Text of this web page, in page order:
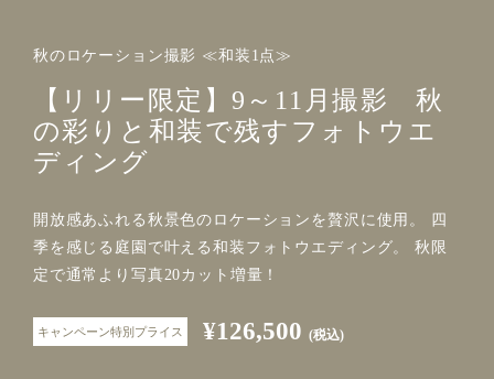
秋のロケーション撮影 ≪和装1点≫
【リリー限定】9～11月撮影 秋
の彩りと和装で残すフォトウエ
ディング
開放感あふれる秋景色のロケーションを贅沢に使用。 四
季を感じる庭園で叶える和装フォトウエディング。 秋限
定で通常より写真20カット増量！
キャンペーン特別プライス ¥126,500 (税込)